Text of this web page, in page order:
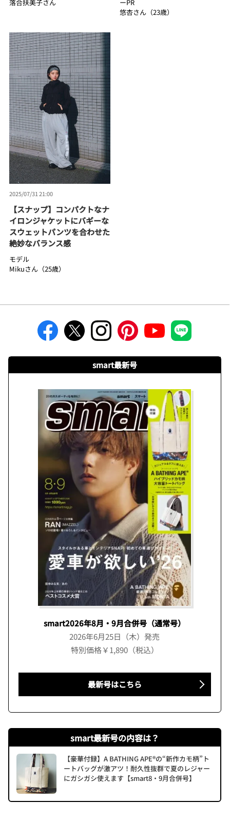
落合扶美子さん
ーPR
悠杏さん（23歳）
2025/07/31 21:00
【スナップ】コンパクトなナ
イロンジャケットにバギーな
スウェットパンツを合わせた
絶妙なバランス感
モデル
Mikuさん（25歳）
smart最新号
smart2026年8月・9月合併号（通常号）
2026年6月25日（木）発売
特別価格￥1,890（税込）
最新号はこちら
smart最新号の内容は？
【豪華付録】A BATHING APE®の“新作カモ柄”ト
ートバッグが激アツ！耐久性抜群で夏のレジャー
にガシガシ使えます【smart8・9月合併号】